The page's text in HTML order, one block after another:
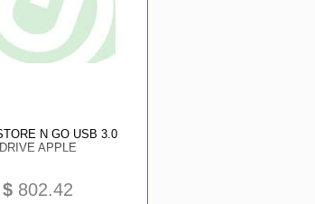
N GO USB 3.0
DRIVE APPLE
$ 802.42